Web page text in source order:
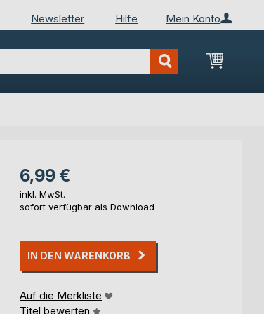
Mein Konto
Newsletter Hilfe
Mein
6,99 €
inkl. MwSt.
sofort verfügbar als Download
IN DEN WARENKORB
Auf die Merkliste
Titel bewerten